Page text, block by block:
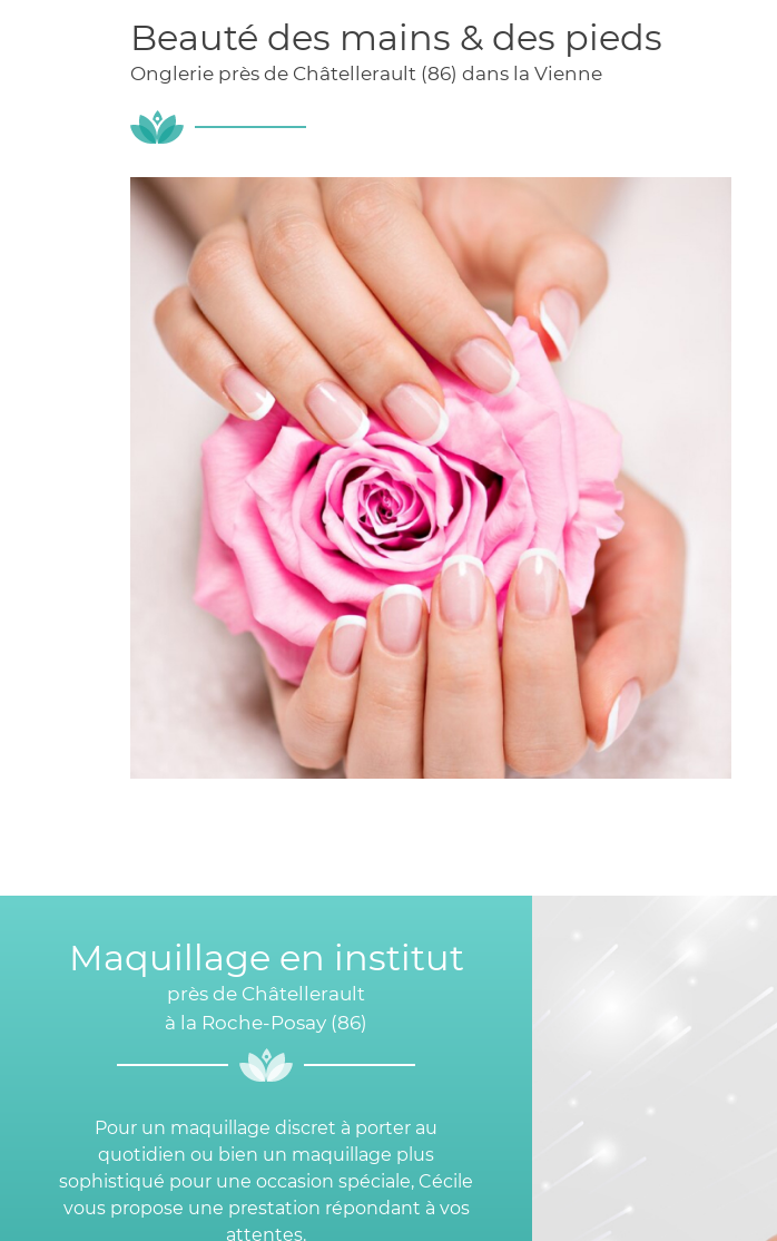
Beauté des mains & des pieds
Onglerie près de Châtellerault (86) dans la Vienne
Maquillage en institut
près de Châtellerault
à la Roche-Posay (86)
Pour un maquillage discret à porter au
quotidien ou bien un maquillage plus
sophistiqué pour une occasion spéciale, Cécile
vous propose une prestation répondant à vos
attentes.